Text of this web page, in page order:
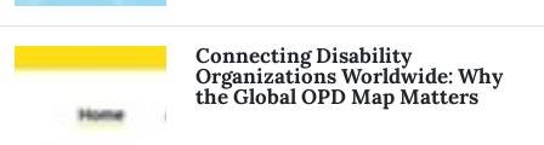
Connecting Disability
Organizations Worldwide: Why
the Global OPD Map Matters